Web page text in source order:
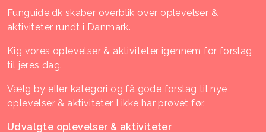
Funguide.dk skaber overblik over oplevelser &
aktiviteter rundt i Danmark.
Kig vores oplevelser & aktiviteter igennem for forslag
til jeres dag.
Vælg by eller kategori og få gode forslag til nye
oplevelser & aktiviteter I ikke har prøvet før.
Udvalgte oplevelser & aktiviteter